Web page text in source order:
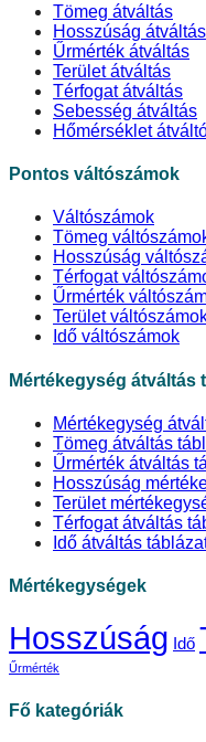
Tömeg átváltás
Hosszúság átváltás
Űrmérték átváltás
Terület átváltás
Térfogat átváltás
Sebesség átváltás
Hőmérséklet
Pontos váltószámok
Váltószámok
Tömeg
Hosszúság
Térfogat
Űrmérték
Terület
Idő váltószámok
Mértékegység átváltás
Mértékegység
Tömeg átváltás
Űrmérték átváltás
Hosszúság
Terület
Térfogat átváltás
Idő átváltás
Mértékegységek
Hosszúság Idő
Űrmérték
Fő kategóriák